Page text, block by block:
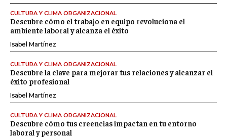
CULTURA Y CLIMA ORGANIZACIONAL
Descubre cómo el trabajo en equipo revoluciona el
ambiente laboral y alcanza el éxito
Isabel Martínez
CULTURA Y CLIMA ORGANIZACIONAL
Descubre la clave para mejorar tus relaciones y alcanzar el
éxito profesional
Isabel Martínez
CULTURA Y CLIMA ORGANIZACIONAL
Descubre cómo tus creencias impactan en tu entorno
laboral y personal